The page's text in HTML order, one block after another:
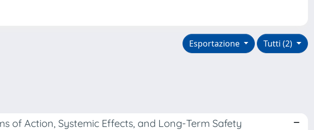
Tutti (2)
Esportazione
of Action, Systemic Effects, and Long-Term Safety